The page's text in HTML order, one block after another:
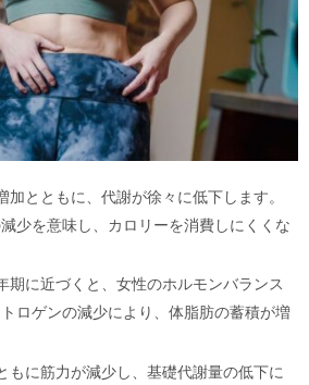
加とともに、代謝が徐々に低下します。
少を意味し、カロリーを消費しにくくな
期に近づくと、女性のホルモンバランス
ロゲンの減少により、体脂肪の蓄積が増
もに筋力が減少し、基礎代謝量の低下に